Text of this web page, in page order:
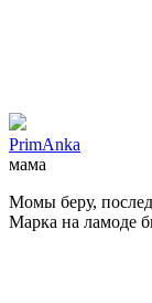
PrimAnka
мама
Момы беру,
Марка на ламоде